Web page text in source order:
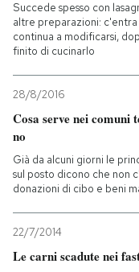
Succede spesso con
altre preparazioni:
continua a modificarsi,
finito di cucinarlo
28/8/2016
Cosa serve nei comuni
no
Già da alcuni giorni le
sul posto dicono che non
donazioni di cibo e beni
22/7/2014
Le carni scadute nei